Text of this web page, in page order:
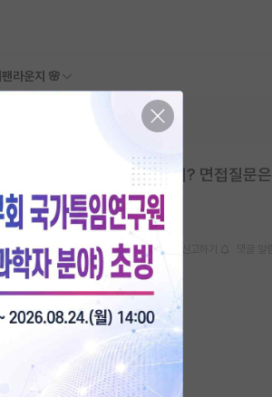
라운지 🌸
고 출판 논문은 보고 뽑는거? 면접질문은
스크랩